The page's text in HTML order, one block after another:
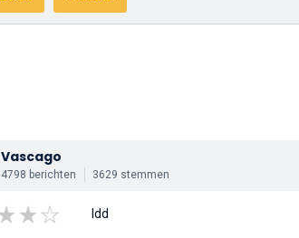
Vascago
4798 berichten 3629 stemmen
Idd